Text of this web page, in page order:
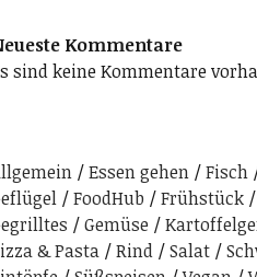
Kommentare
sind keine Kommentare
Essen gehen Fisch
FoodHub Frühstück
Gemüse
& Pasta
Rind Salat